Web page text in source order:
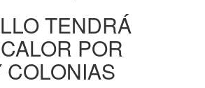
TENDRÁ
POR